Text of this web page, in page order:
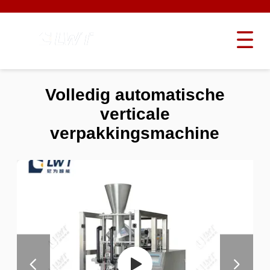
Volledig automatische
verticale
verpakkingsmachine